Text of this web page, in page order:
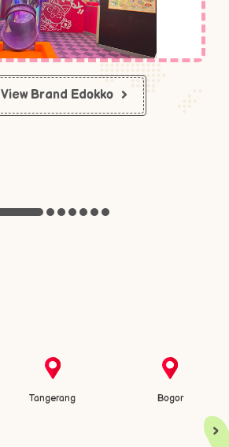
View Brand Edokko
Tangerang Bogor
›